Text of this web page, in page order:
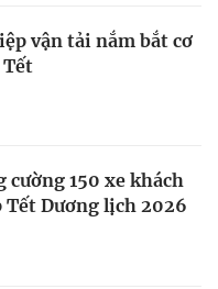
vận tải nắm bắt cơ
cường 150 xe khách
Tết Dương lịch 2026